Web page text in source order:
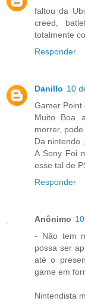
faltou da
creed,
totalmente
Responder
Danillo 10
Gamer Point
Muito Boa
morrer,
Da nintendo
A Sony Foi
esse tal de
Responder
Anônimo
- Não tem
possa ser
até o
game em
Nintendista